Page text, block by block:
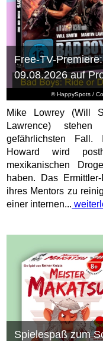
© HappySpots /
Free-TV-
09.08.2026 auf
Mike Lowrey (Will
Lawrence)
gefährlichsten Fall.
Howard wird
mexikanischen
haben. Das
ihres Mentors zu
einer internen...
Spielespaß zum